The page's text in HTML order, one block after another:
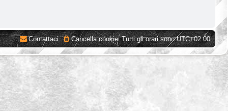
Tutti gli orari sonoUTC+02:00
Cancella cookie
Contattaci